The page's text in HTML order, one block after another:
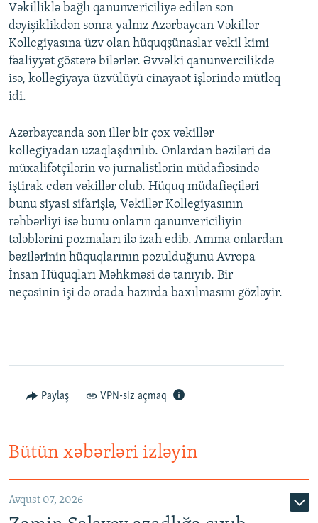
Vəkilliklə bağlı qanunvericiliyə edilən son
dəyişiklikdən sonra yalnız Azərbaycan Vəkillər
Kollegiyasına üzv olan hüquqşünaslar vəkil kimi
fəaliyyət göstərə bilərlər. Əvvəlki qanunvercilikdə
isə, kollegiyaya üzvülüyü cinayaət işlərində mütləq
idi.
Azərbaycanda son illər bir çox vəkillər
kollegiyadan uzaqlaşdırılıb. Onlardan bəziləri də
müxalifətçilərin və jurnalistlərin müdafiəsində
iştirak edən vəkillər olub. Hüquq müdafiəçiləri
bunu siyasi sifarişlə, Vəkillər Kollegiyasının
rəhbərliyi isə bunu onların qanunvericiliyin
tələblərini pozmaları ilə izah edib. Amma onlardan
bəzilərinin hüquqlarının pozulduğunu Avropa
İnsan Hüquqları Məhkməsi də tanıyıb. Bir
neçəsinin işi də orada hazırda baxılmasını gözləyir.
Paylaş VPN-siz açmaq
Bütün xəbərləri izləyin
Avqust 07, 2026